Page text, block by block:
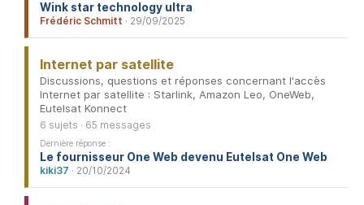
Wink star technology ultra
Frédéric Schmitt · 29/09/2025
Internet par satellite
Discussions, questions et réponses concernant l'accès
Internet par satellite : Starlink, Amazon Leo, OneWeb,
Eutelsat Konnect
6 sujets · 65 messages
Dernière réponse :
Le fournisseur One Web devenu Eutelsat One Web
kiki37 · 20/10/2024